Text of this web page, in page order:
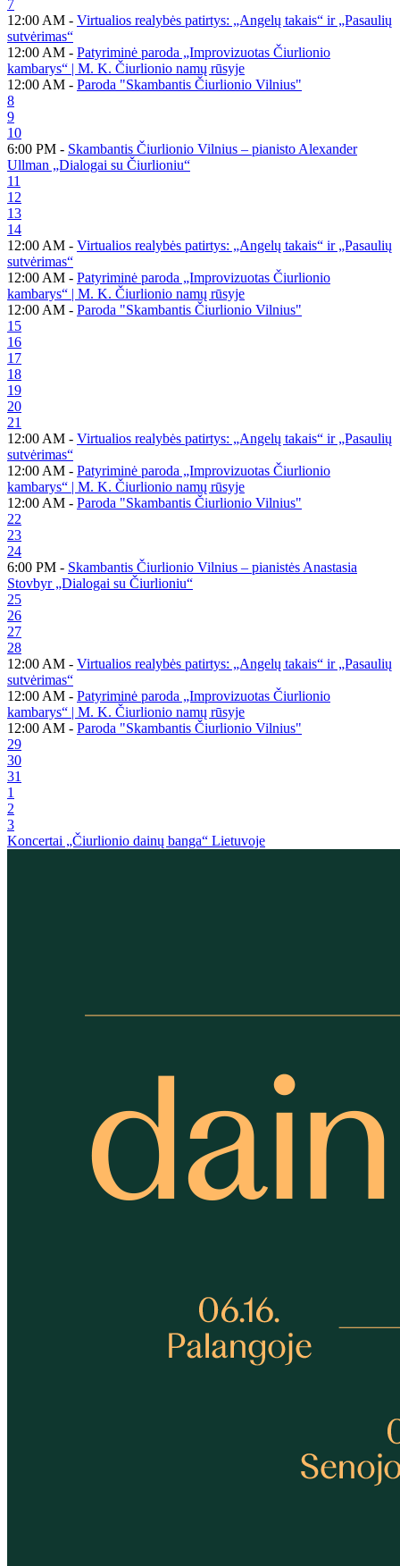
7
12:00 AM - Virtualios realybės patirtys: „Angelų takais“ ir „Pasaulių
sutvėrimas“
12:00 AM - Patyriminė paroda „Improvizuotas Čiurlionio
kambarys“ | M. K. Čiurlionio namų rūsyje
12:00 AM - Paroda "Skambantis Čiurlionio Vilnius"
8
9
10
6:00 PM - Skambantis Čiurlionio Vilnius – pianisto Alexander
Ullman „Dialogai su Čiurlioniu“
11
12
13
14
12:00 AM - Virtualios realybės patirtys: „Angelų takais“ ir „Pasaulių
sutvėrimas“
12:00 AM - Patyriminė paroda „Improvizuotas Čiurlionio
kambarys“ | M. K. Čiurlionio namų rūsyje
12:00 AM - Paroda "Skambantis Čiurlionio Vilnius"
15
16
17
18
19
20
21
12:00 AM - Virtualios realybės patirtys: „Angelų takais“ ir „Pasaulių
sutvėrimas“
12:00 AM - Patyriminė paroda „Improvizuotas Čiurlionio
kambarys“ | M. K. Čiurlionio namų rūsyje
12:00 AM - Paroda "Skambantis Čiurlionio Vilnius"
22
23
24
6:00 PM - Skambantis Čiurlionio Vilnius – pianistės Anastasia
Stovbyr „Dialogai su Čiurlioniu“
25
26
27
28
12:00 AM - Virtualios realybės patirtys: „Angelų takais“ ir „Pasaulių
sutvėrimas“
12:00 AM - Patyriminė paroda „Improvizuotas Čiurlionio
kambarys“ | M. K. Čiurlionio namų rūsyje
12:00 AM - Paroda "Skambantis Čiurlionio Vilnius"
29
30
31
1
2
3
Koncertai „Čiurlionio dainų banga“ Lietuvoje